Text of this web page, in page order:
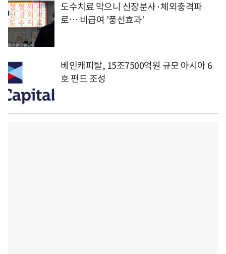
도수치료 막으니 신장분사·체외충격파
로… 비급여 '풍선효과'
베인캐피탈, 15조7500억원 규모 아시아 6
호 펀드 조성